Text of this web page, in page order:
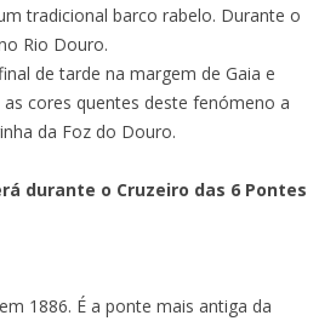
tradicional barco rabelo. Durante o
Rio Douro.
de tarde na margem de Gaia e
cores quentes deste fenómeno a
da Foz do Douro.
durante o Cruzeiro das 6 Pontes
1886. É a ponte mais antiga da